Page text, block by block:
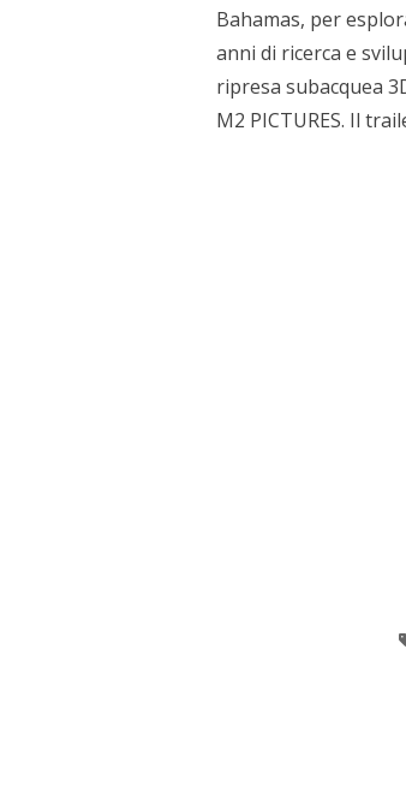
Bahamas, per
anni di ricerca e
ripresa subacquea
M2 PICTURES. Il